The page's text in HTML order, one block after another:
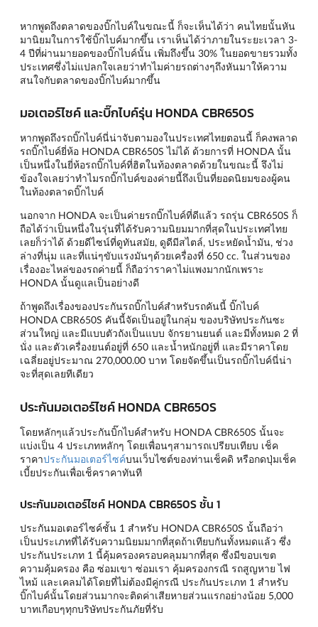
หากพูดถึงตลาดของบิ๊กไบค์ในขณะนี้ ก็จะเห็นได้ว่า คนไทยนั้นหัน
มานิยมในการใช้บิ๊กไบค์มากขึ้น เราเห็นได้ว่าภายในระยะเวลา 3-
4 ปีที่ผ่านมายอดของบิ๊กไบค์นั้น เพิ่มถึงขึ้น 30% ในยอดขายรวมทั้ง
ประเทศซึ่งไม่แปลกใจเลยว่าทำไมค่ายรถต่างๆถึงหันมาให้ความ
สนใจกับตลาดของบิ๊กไบค์มากขึ้น
มอเตอร์ไซค์ และบิ๊กไบค์รุ่น HONDA CBR650S
หากพูดถึงรถบิ๊กไบค์นี่น่าจับตามองในประเทศไทยตอนนี้ ก็คงพลาด
รถบิ๊กไบค์ยี่ห้อ HONDA CBR650S ไม่ได้ ด้วยการที่ HONDA นั้น
เป็นหนึ่งในยี่ห้อรถบิ๊กไบค์ที่ฮิตในท้องตลาดด้วยในขณะนี้ จึงไม่
ข้องใจเลยว่าทำไมรถบิ๊กไบค์ของค่ายนี้ถึงเป็นที่ยอดนิยมของผู้คน
ในท้องตลาดบิ๊กไบค์
นอกจาก HONDA จะเป็นค่ายรถบิ๊กไบค์ที่ดีแล้ว รถรุ่น CBR650S ก็
ถือได้ว่าเป็นหนึ่งในรุ่นที่ได้รับความนิยมมากที่สุดในประเทศไทย
เลยก็ว่าได้ ด้วยดีไซน์ที่ดูทันสมัย, ดูดีมีสไตล์, ประหยัดน้ำมัน, ช่วง
ล่างที่นุ่ม และที่แน่ๆขับแรงมันๆด้วยเครื่องที่ 650 cc. ในส่วนของ
เรื่องอะไหล่ของรถค่ายนี้ ก็ถือว่าราคาไม่แพงมากนักเพราะ
HONDA นั้นดูแลเป็นอย่างดี
ถ้าพูดถึงเรื่องของประกันรถบิ๊กไบค์สำหรับรถคันนี้ บิ๊กไบค์
HONDA CBR650S คันนี้จัดเป็นอยู่ในกลุ่ม ของบริษัทประกันซะ
ส่วนใหญ่ และมีแบบตัวถังเป็นแบบ จักรยานยนต์ และมีทั้งหมด 2 ที่
นั่ง และตัวเครื่องยนต์อยู่ที่ 650 และน้ำหนักอยู่ที่ และมีราคาโดย
เฉลี่ยอยู่ประมาณ 270,000.00 บาท โดยจัดขึ้นเป็นรถบิ๊กไบค์นี่น่า
จะที่สุดเลยทีเดียว
ประกันมอเตอร์ไซค์ HONDA CBR650S
โดยหลักๆแล้วประกันบิ๊กไบค์สำหรับ HONDA CBR650S นั้นจะ
แบ่งเป็น 4 ประเภทหลักๆ โดยเพื่อนๆสามารถเปรียบเทียบ เช็ค
ราคาประกันมอเตอร์ไซค์บนเว็บไซต์ของท่านเช็คดิ หรือกดปุ่มเช็ค
เบี้ยประกันเพื่อเช็คราคาทันที
ประกันมอเตอร์ไซค์ HONDA CBR650S ชั้น 1
ประกันมอเตอร์ไซค์ชั้น 1 สำหรับ HONDA CBR650S นั้นถือว่า
เป็นประเภทที่ได้รับความนิยมมากที่สุดถ้าเทียบกันทั้งหมดแล้ว ซึ่ง
ประกันประเภท 1 นี้คุ้มครองครอบคลุมมากที่สุด ซึ่งมีขอบเขต
ความคุ้มครอง คือ ซ่อมเขา ซ่อมเรา คุ้มครองกรณี รถสูญหาย ไฟ
ไหม้ และเคลมได้โดยที่ไม่ต้องมีคู่กรณี ประกันประเภท 1 สำหรับ
บิ๊กไบค์นั้นโดยส่วนมากจะติดค่าเสียหายส่วนแรกอย่างน้อย 5,000
บาทเกือบๆทุกบริษัทประกันภัยที่รับ